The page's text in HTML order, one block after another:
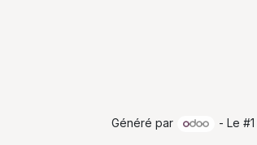
Généré par
- Le #1